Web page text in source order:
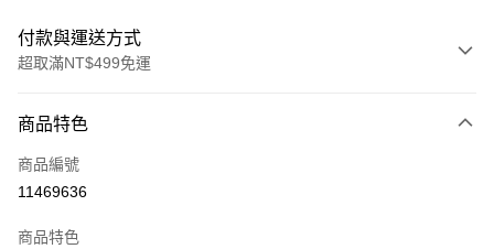
付款與運送方式
超取滿NT$499免運
icash Pay
信用卡一次付款
商品特色
商品編號
11469636
商品特色